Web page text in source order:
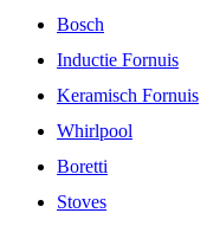
Bosch
Inductie Fornuis
Keramisch Fornuis
Whirlpool
Boretti
Stoves